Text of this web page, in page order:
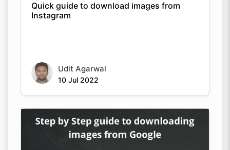
Quick guide to download images from
Instagram
Udit Agarwal
10 Jul 2022